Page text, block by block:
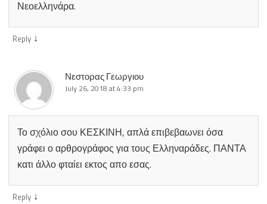
Νεοελληνάρα.
Reply ↓
Νεστορας Γεωργιου
July 26, 2018 at 4:33 pm
Το σχόλιο σου ΚΕΣΚΙΝΗ, απλά επιβεβαωνει όσα
γράφει ο αρθρογράφος για τους Ελληναράδες. ΠΑΝΤΑ
κατι άλλο φταίει εκτος απο εσας.
Reply ↓